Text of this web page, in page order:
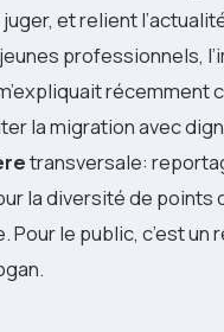
et relient
professionnels,
récemment
la migration avec
transversale:
la diversité de points
Pour le public, c’est